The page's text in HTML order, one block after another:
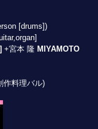
[drums])
+宮本 隆 MIYAMOTO
作料理バル)